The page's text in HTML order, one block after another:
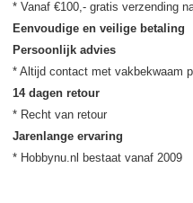
Eenvoudige en veilige betaling
Persoonlijk advies
14 dagen retour
Jarenlange ervaring
* Hobbynu.nl bestaat vanaf 2009